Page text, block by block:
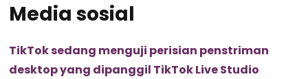
Media sosial
TikTok sedang menguji perisian penstriman
desktop yang dipanggil TikTok Live Studio